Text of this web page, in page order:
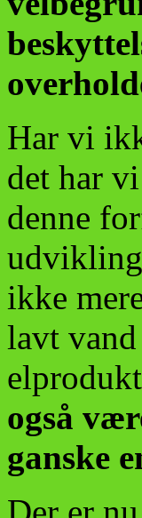
Har vi
det har
denne
ikke
lavt
også
ganske